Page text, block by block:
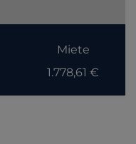
Miete
1.778,61 €